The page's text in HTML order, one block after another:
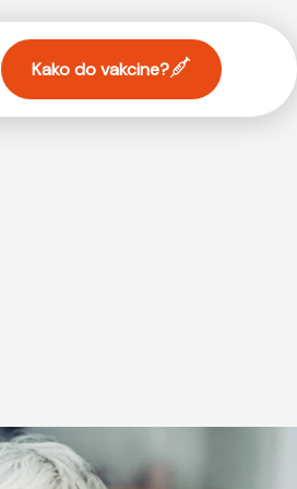
Kako do vakcine?